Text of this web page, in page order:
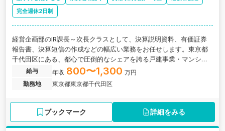
完全週休2日制
経営企画部のIR課長～次長クラスとして、決算説明資料、有価証券
報告書、決算短信の作成などの幅広い業務をお任せします。東京都
千代田区にある、都心で圧倒的なシェアを誇る戸建事業・マンショ
ン開発事業・不動産流通事業を柱とした総合ディベロッパーの求人
です。
給与 年収 800〜1,300 万円
勤務地
東京都東京都千代田区
ブックマーク 詳細をみる